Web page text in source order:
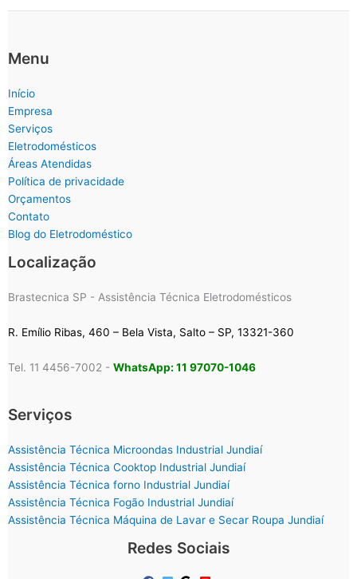
Menu
Início
Empresa
Serviços
Eletrodomésticos
Áreas Atendidas
Política de privacidade
Orçamentos
Contato
Blog do Eletrodoméstico
Localização
Brastecnica SP - Assistência Técnica Eletrodomésticos
R. Emílio Ribas, 460 – Bela Vista, Salto – SP, 13321-360
Tel. 11 4456-7002 - WhatsApp: 11 97070-1046
Serviços
Assistência Técnica Microondas Industrial Jundiaí
Assistência Técnica Cooktop Industrial Jundiaí
Assistência Técnica forno Industrial Jundiaí
Assistência Técnica Fogão Industrial Jundiaí
Assistência Técnica Máquina de Lavar e Secar Roupa Jundiaí
Redes Sociais